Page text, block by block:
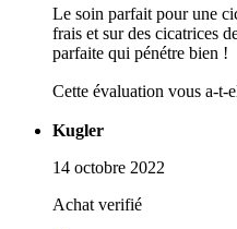
Le soin parfait pour une
frais et sur des cicatrices
parfaite qui pénétre bien !
Cette évaluation vous a-t-
Kugler
14 octobre 2022
Achat verifié